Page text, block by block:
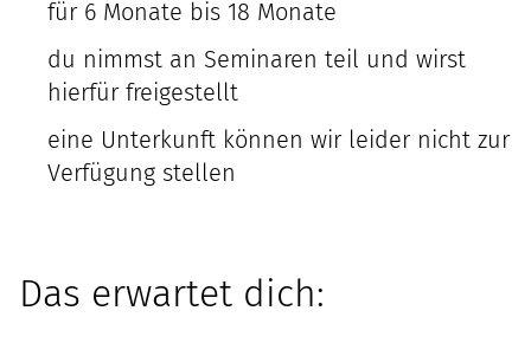
für 6 Monate bis 18 Monate
du nimmst an Seminaren teil und wirst
hierfür freigestellt
eine Unterkunft können wir leider nicht zur
Verfügung stellen
Das erwartet dich: